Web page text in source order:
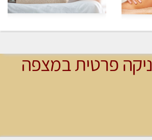
פרטית במצפה